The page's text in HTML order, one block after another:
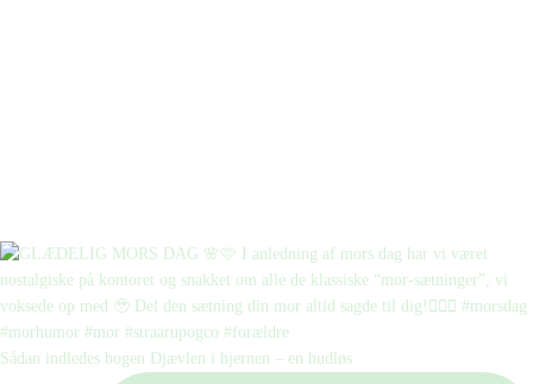
Sådan indledes bogen Djævlen i hjernen – en hudløs